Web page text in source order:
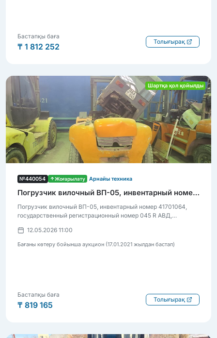
Бастапқы баға
₸ 1 812 252
Толығырақ
Шартқа қол қойылды
№440054 Жоғарылату Арнайы техника
Погрузчик вилочный ВП-05, инвентарный номер 41701064
Погрузчик вилочный ВП-05, инвентарный номер 41701064,
государственный регистрационный номер 045 R АВД,
12.05.2026 11:00
Бағаны көтеру бойынша аукцион (17.01.2021 жылдан бастап)
Бастапқы баға
₸ 819 165
Толығырақ